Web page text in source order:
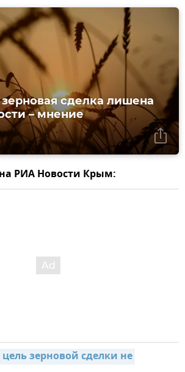
сделка лишена
– мнение
РИА Новости Крым:
зерновой сделки не